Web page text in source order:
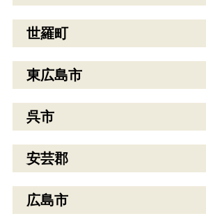
世羅町
東広島市
呉市
安芸郡
広島市